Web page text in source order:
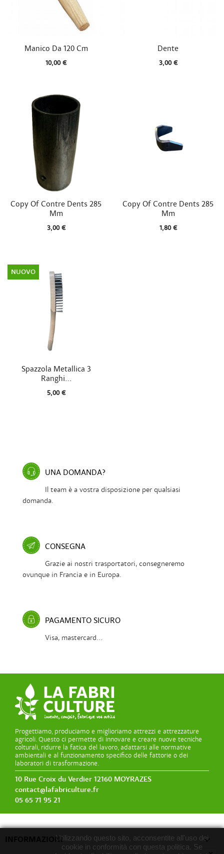
Vista rapida
Manico Da 120 Cm
10,00 €
Vista rapida
Dente
3,00 €
Vista rapida
Copy Of Contre Dents 285
Mm
3,00 €
Vista rapida
Copy Of Contre Dents 285
Mm
1,80 €
Vista rapida
Spazzola Metallica 3
Ranghi...
5,00 €
NUOVO
UNA DOMANDA?
Il team è a vostra disposizione per qualsiasi
domanda.
CONSEGNA
Grazie ai nostri trasportatori, consegneremo
ovunque in Francia e in Europa.
PAGAMENTO SICURO
Visa, mastercard...
Progettiamo, produciamo e miglioriamo attrezzi e attrezzature
agricoli. Questo ci permette di innovare e creare nuove tecniche
colturali, ridurre la fatica del lavoro, adattarsi alle normative
ambientali e al funzionamento specifico delle fattorie o dei
laboratori di trasformazione.
10 Rue Croix du Verdier 12160 MOYRAZES
contact@lafabriculture.fr
05 65 71 95 21
INFORMAZIONI 
Utilizzando questo sito, acconsentite all'uso dei
cookie in conformità con questa politica. Se